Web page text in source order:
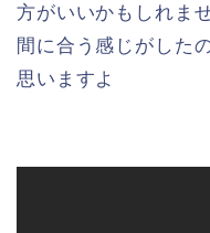
方がいいかもしれま
間に合う感じがした
思いますよ